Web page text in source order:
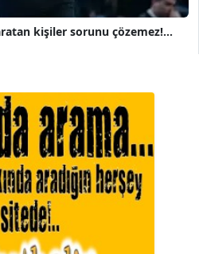
kişiler sorunu çözemez!...